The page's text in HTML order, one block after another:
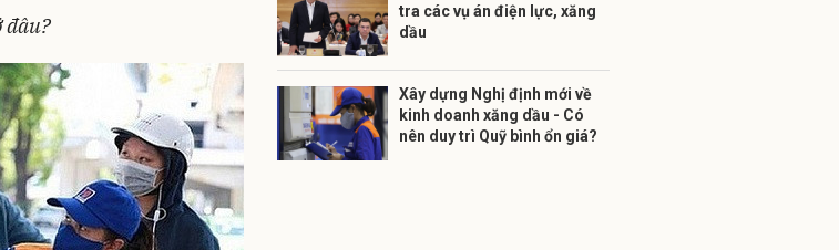
đâu?
tra các vụ án điện lực, xăng
dầu
Xây dựng Nghị định mới về
kinh doanh xăng dầu - Có
nên duy trì Quỹ bình ổn giá?